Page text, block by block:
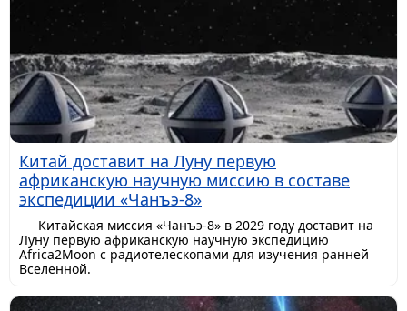
Китай доставит на Луну первую
африканскую научную миссию в составе
экспедиции «Чанъэ-8»
Китайская миссия «Чанъэ-8» в 2029 году доставит на
Луну первую африканскую научную экспедицию
Africa2Moon с радиотелескопами для изучения ранней
Вселенной.